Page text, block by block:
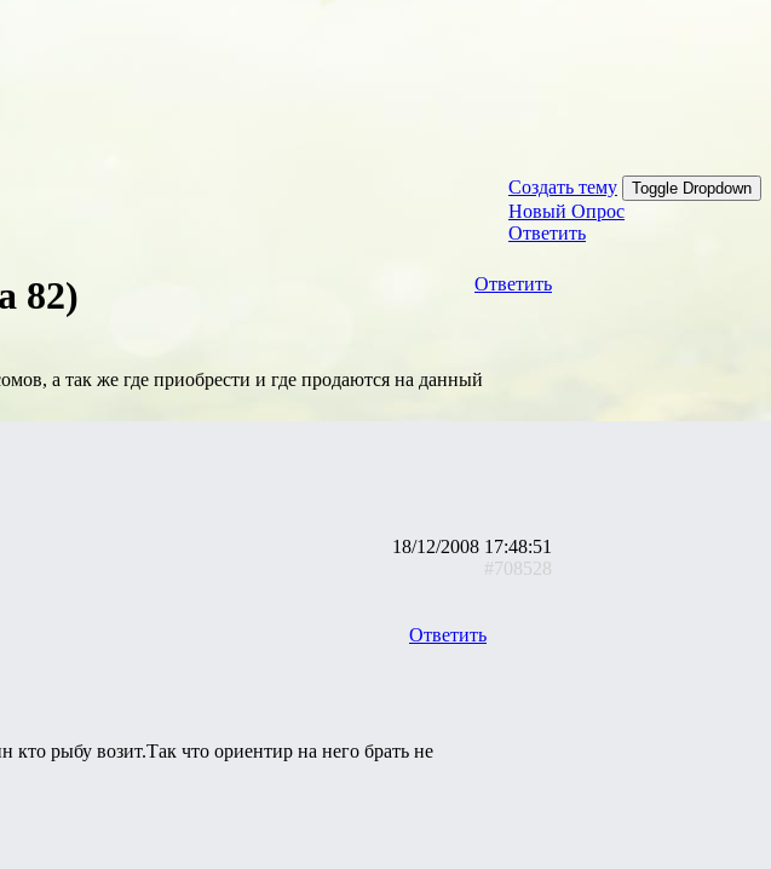
Создать тему Toggle Dropdown
Новый Опрос
Ответить
Ответить
82)
а так же где приобрести и где продаются на данный
18/12/2008 17:48:51
#708528
Ответить
рыбу возит.Так что ориентир на него брать не